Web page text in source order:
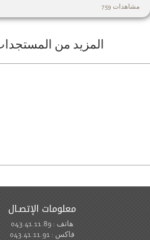
مشاهدات 759
المزيد من المستجدات
معلومات الإتصـال
هاتف : 043.41.11.89
فاكس : 043.41.11.91